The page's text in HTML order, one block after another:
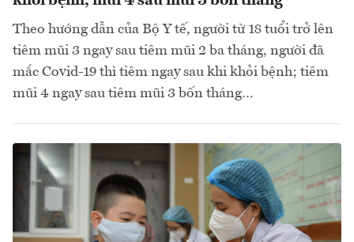
Theo hướng dẫn của Bộ Y tế, người từ 18 tuổi trở lên
tiêm mũi 3 ngay sau tiêm mũi 2 ba tháng, người đã
mắc Covid-19 thì tiêm ngay sau khi khỏi bệnh; tiêm
mũi 4 ngay sau tiêm mũi 3 bốn tháng…